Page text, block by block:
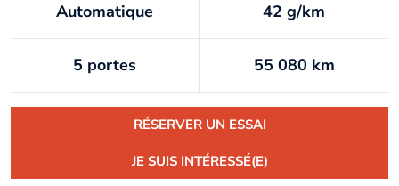
Automatique 42 g/km
5 portes 55 080 km
RÉSERVER UN ESSAI
JE SUIS INTÉRESSÉ(E)